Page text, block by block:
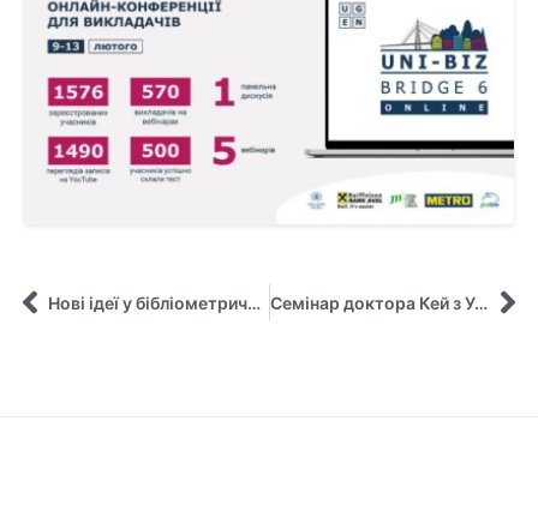
Нові ідеї у бібліометричних дослідженнях від Університету Пурдью! Семінар доктора Кей з Університету Небраски-Лінкольн